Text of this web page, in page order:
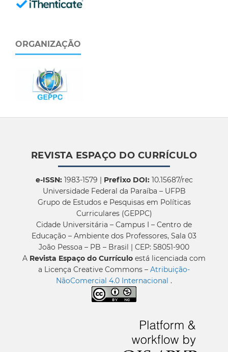
ORGANIZAÇÃO
REVISTA ESPAÇO DO CURRÍCULO
e-ISSN:1983-1579 | Prefixo DOI:10.15687/rec
Universidade Federal da Paraíba – UFPB
Grupo de Estudos e Pesquisas em Políticas
Curriculares (GEPPC)
Cidade Universitária – Campus I – Centro de
Educação – Ambiente dos Professores, Sala 03
João Pessoa – PB – Brasil | CEP: 58051-900
A Revista Espaço do Currículo está licenciada com
a Licença Creative Commons – Atribuição-
NãoComercial 4.0 Internacional .